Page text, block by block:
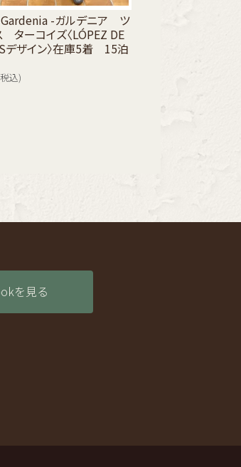
Gardenia -ガルデニア ツ
ターコイズ〈LÓPEZ DE
デザイン〉在庫5着 15泊
込)
を見る